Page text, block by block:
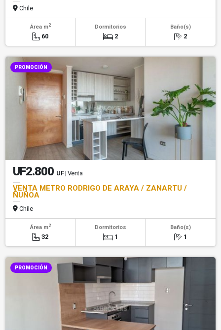
Chile
Área m2
60
Dormitorios
2
Baño(s)
2
PROMOCIÓN
UF2.800 UF | Venta
VENTA METRO RODRIGO DE ARAYA / ZAÑARTU /
ÑUÑOA
Chile
Área m2
32
Dormitorios
1
Baño(s)
1
PROMOCIÓN